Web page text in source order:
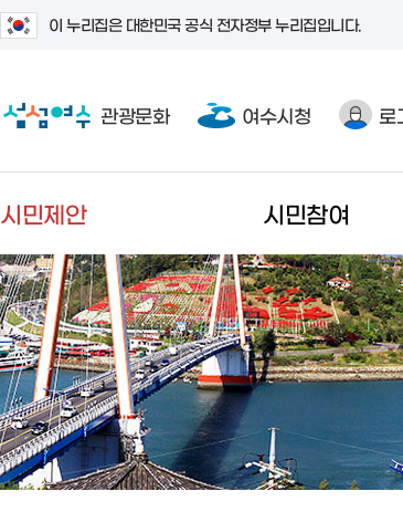
이 누리집은 대한민국 공식 전자정부 누리집입니다.
관광문화 여수시청 로
시민제안 시민참여